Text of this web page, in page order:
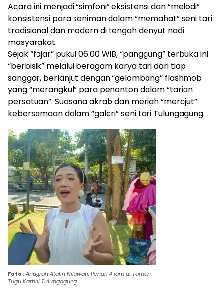
Acara ini menjadi “simfoni” eksistensi dan “melodi”
konsistensi para seniman dalam “memahat” seni tari
tradisional dan modern di tengah denyut nadi
masyarakat.
Sejak “fajar” pukul 06.00 WIB, “panggung” terbuka ini
“berbisik” melalui beragam karya tari dari tiap
sanggar, berlanjut dengan “gelombang” flashmob
yang “merangkul” para penonton dalam “tarian
persatuan”. Suasana akrab dan meriah “merajut”
kebersamaan dalam “galeri” seni tari Tulungagung.
Foto :Anugrah Atalin Nilawati, Penari 4 jam di Taman
Tugu Kartini Tulungagung.